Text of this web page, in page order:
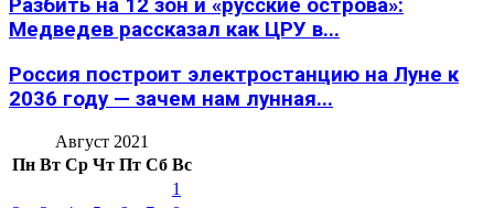
Разбить на 12 зон и «русские острова»:
Медведев рассказал как ЦРУ в...
Россия построит электростанцию на Луне к
2036 году — зачем нам лунная...
Август 2021
Пн Вт Ср Чт Пт Сб Вс
1